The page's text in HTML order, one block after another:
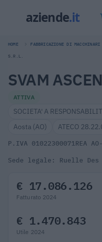
HOME FABBRICAZIONE DI MACCHINARI
S.R.L.
SVAM
ATTIVA
SOCIETA' A
Aosta (AO)
ATECO
P.IVA 01022300071REA
Sede legale: Ruelle Des
€ 17.086.126
Fatturato 2024
€ 1.470.843
Utile 2024